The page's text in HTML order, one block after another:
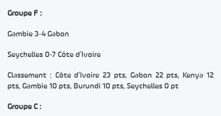
Groupe F :
Gambie 3-4 Gabon
Seychelles 0-7 Côte d’Ivoire
Classement : Côte d’Ivoire 23 pts, Gabon 22 pts, Kenya 12
pts, Gambie 10 pts, Burundi 10 pts, Seychelles 0 pt
Groupe C :